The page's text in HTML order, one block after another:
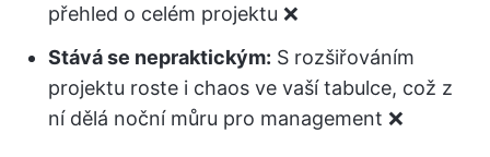
přehled o celém projektu ❌
Stává se nepraktickým: S rozšiřováním
projektu roste i chaos ve vaší tabulce, což z
ní dělá noční můru pro management ❌